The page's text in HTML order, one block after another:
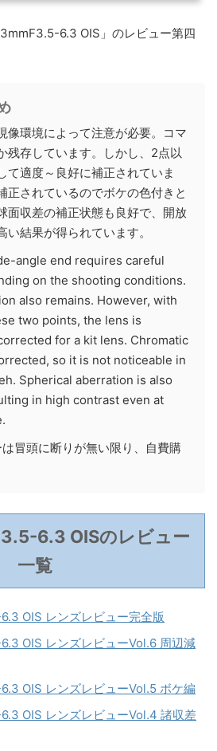
6.3 OIS」のレビュー第四
像環境によって注意が必要。コマ
残存しています。しかし、2点以
て適度～良好に補正されていま
正されているのでボケの色付きと
面収差の補正状態も良好で、開放
結果が得られています。
angle end requires careful
on the shooting conditions.
also remains. However, with
two points, the lens is
for a kit lens. Chromatic
so it is not noticeable in
Spherical aberration is also
in high contrast even at
冒頭に断りが無い限り、自費購
6.3 OISのレビュー
一覧
OIS レンズレビュー完全版
OIS レンズレビューVol.6 周辺減
OIS レンズレビューVol.5 ボケ編
OIS レンズレビューVol.4 諸収差